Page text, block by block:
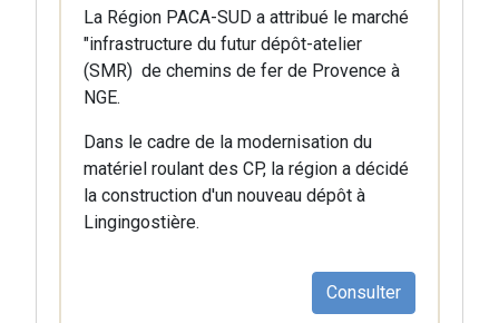
La Région PACA-SUD a attribué le marché
"infrastructure du futur dépôt-atelier
(SMR) de chemins de fer de Provence à
NGE.
Dans le cadre de la modernisation du
matériel roulant des CP, la région a décidé
la construction d'un nouveau dépôt à
Lingingostière.
Consulter